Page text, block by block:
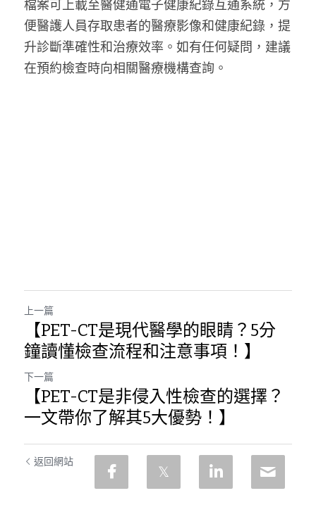
檔案可上載至醫健通電子健康紀錄互通系統，方
便醫護人員存取患者的醫療影像和健康紀錄，提
升診斷準確性和治療效率。如有任何疑問，建議
在預約檢查時向相關醫療機構查詢。
上一篇
【PET-CT是現代醫學的眼睛？5分
鐘讀懂檢查流程和注意事項！】
下一篇
【PET-CT是非侵入性檢查的選擇？
一文帶你了解其5大優勢！】
返回網站